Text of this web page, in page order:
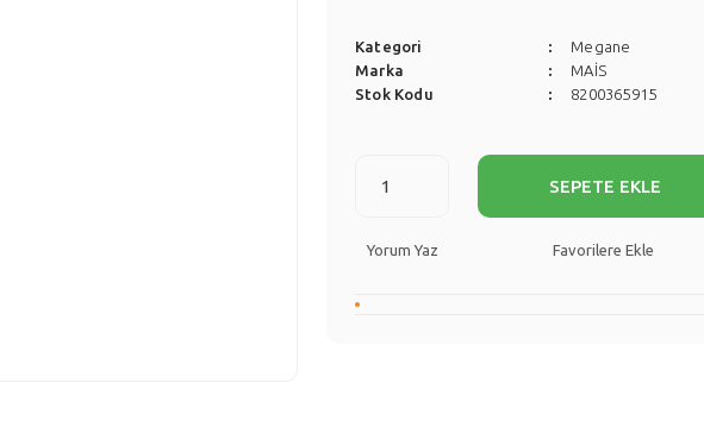
Kategori
Megane
Marka
MAİS
Stok Kodu
8200365915
SEPETE EKLE
Yorum Yaz